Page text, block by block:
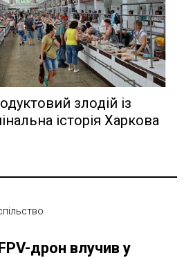
злодій із
історія Харкова
дрон влучив у